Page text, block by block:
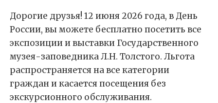
Дорогие друзья! 12 июня 2026 года, в День
России, вы можете бесплатно посетить все
экспозиции и выставки Государственного
музея-заповедника Л.Н. Толстого. Льгота
распространяется на все категории
граждан и касается посещения без
экскурсионного обслуживания.